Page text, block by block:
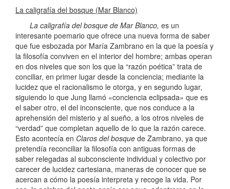
La caligrafía del bosque (Mar Blanco)
La caligrafía del bosque de Mar Blanco, es un
interesante poemario que ofrece una nueva forma de saber
que fue esbozada por María Zambrano en la que la poesía y
la filosofía conviven en el interior del hombre; ambas operan
en dos niveles que son los que la “razón poética” trata de
conciliar, en primer lugar desde la conciencia; mediante la
lucidez que el racionalismo le otorga, y en segundo lugar,
siguiendo lo que Jung llamó «conciencia eclipsada» que es
el saber otro, el del inconsciente, que nos conduce a la
aprehensión del misterio y al sueño, a los otros niveles de
“verdad” que completan aquello de lo que la razón carece.
Esto acontecía en Claros del bosque de Zambrano, ya que
pretendía reconciliar la filosofía con antiguas formas de
saber relegadas al subconsciente individual y colectivo por
carecer de lucidez cartesiana, maneras de conocer que se
acercan a cómo la poesía interpreta y recoge la vida. Por